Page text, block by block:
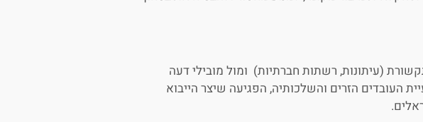
(עיתונות, רשתות חברתיות) ומול מובילי דעה
העובדים הזרים והשלכותיה, הפגיעה שיצר הייבוא